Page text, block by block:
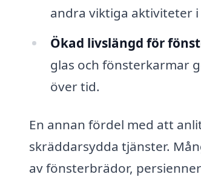
andra viktiga aktiviteter
Ökad livslängd för
glas och fönsterkarmar
över tid.
En annan fördel med att
skräddarsydda tjänster.
av fönsterbrädor,